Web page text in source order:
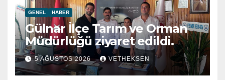
GENEL HABER
Gülnar İlçe Tarım ve Orman
Müdürlüğü ziyaret edildi.
5 AĞUSTOS 2026 VETHEKSEN